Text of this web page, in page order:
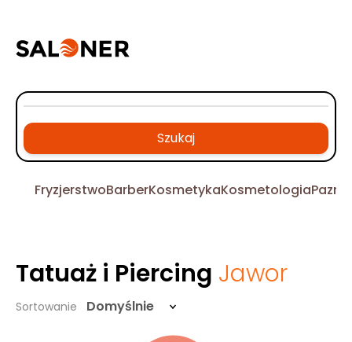
Szukaj
FryzjerstwoBarberKosmetykaKosmetologia
Tatuaż i Piercing Jawor
Sortowanie Domyślnie